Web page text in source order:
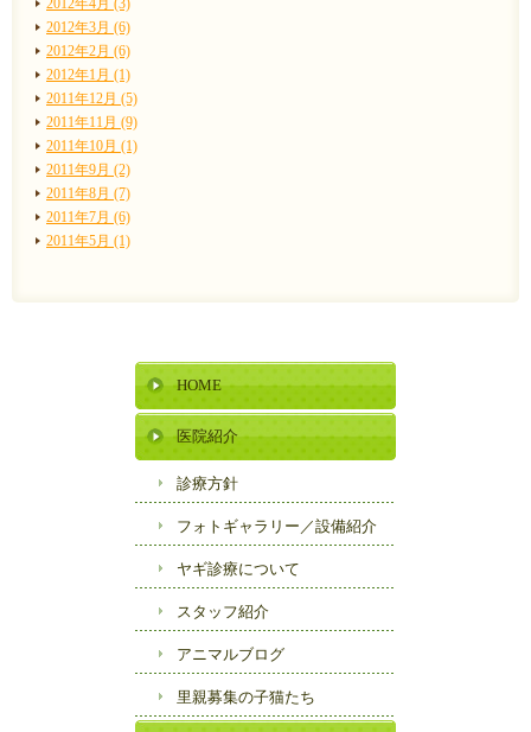
2012年3月 (6)
2012年2月 (6)
2012年1月 (1)
2011年12月 (5)
2011年11月 (9)
2011年10月 (1)
2011年9月 (2)
2011年8月 (7)
2011年7月 (6)
2011年5月 (1)
HOME
医院紹介
診療方針
フォトギャラリー／設備紹介
ヤギ診療について
スタッフ紹介
アニマルブログ
里親募集の子猫たち